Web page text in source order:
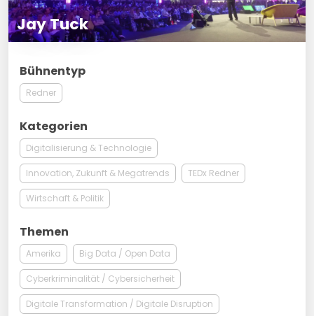
Jay Tuck
Bühnentyp
Redner
Kategorien
Digitalisierung & Technologie
Innovation, Zukunft & Megatrends TEDx Redner
Wirtschaft & Politik
Themen
Amerika Big Data / Open Data
Cyberkriminalität / Cybersicherheit
Digitale Transformation / Digitale Disruption